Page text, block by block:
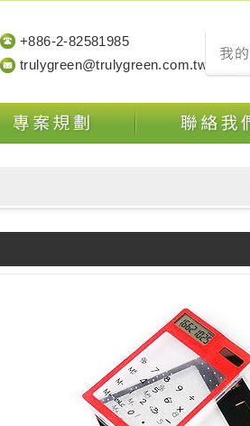
+886-2-82581985
trulygreen@trulygreen.com.tw